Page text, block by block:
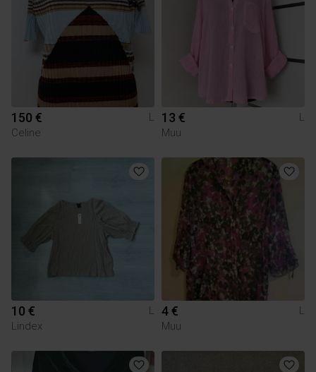
150 €
L
Celine
13 €
L
Muu
10 €
L
Lindex
4 €
L
Muu